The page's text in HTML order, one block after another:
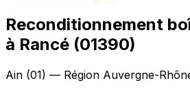
Reconditionnement
à Rancé (01390)
Ain (01) — Région Auvergne-